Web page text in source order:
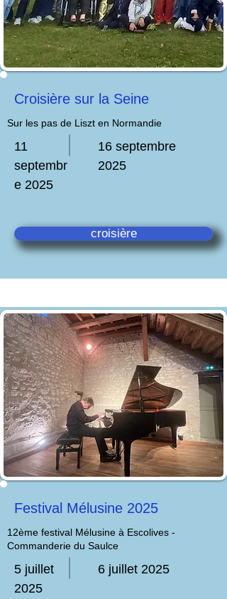
Croisière sur la Seine
Sur les pas de Liszt en Normandie
11
septembr
e 2025
16 septembre
2025
croisière
Festival Mélusine 2025
12ème festival Mélusine à Escolives -
Commanderie du Saulce
5 juillet
2025
6 juillet 2025